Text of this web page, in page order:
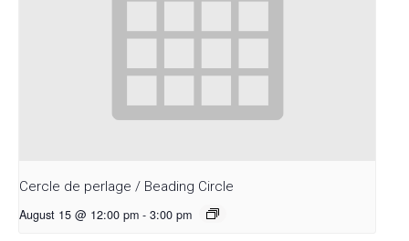
Cercle de perlage / Beading Circle
August 15 @ 12:00 pm - 3:00 pm